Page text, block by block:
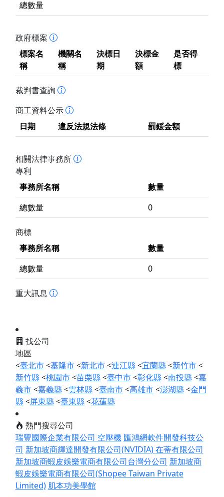
總數量
政府標案
標案名
稱
機關名
稱
決標日
期
決標金
額
是否得
標
裁判書查詢
商工資料公示
日期
違反法規法條 罰鍰金額
相關法律事務所
專利
事務所名稱
數量
總數量
0
商標
事務所名稱
數量
總數量
0
重大訊息
找公司
地區
<臺北市<基隆市<新北市<連江縣<宜蘭縣<新竹市<
新竹縣<桃園市<苗栗縣<臺中市<彰化縣<南投縣<嘉
義市<嘉義縣<雲林縣<臺南市<高雄市<澎湖縣<金門
縣<屏東縣<臺東縣<花蓮縣
熱門搜尋公司
瑞豐國際企業有限公司 空壓機 匯鴻網軟件開發科技公
司 新加坡商輝達開發有限公司(NVIDIA)在蒂有限公司
新加坡商蝦皮娛樂電商有限公司台灣分公司 新加坡商
蝦皮娛樂電商有限公司(Shopee Taiwan Private
Limited) 肌本功美學館